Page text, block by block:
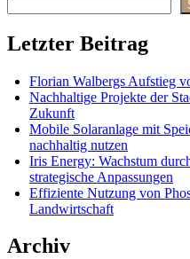
Letzter Beitrag
Florian Walbergs Aufstieg
Nachhaltige Projekte der
Zukunft
Mobile Solaranlage mit
nachhaltig nutzen
Iris Energy: Wachstum
strategische Anpassungen
Effiziente Nutzung von
Landwirtschaft
Archiv